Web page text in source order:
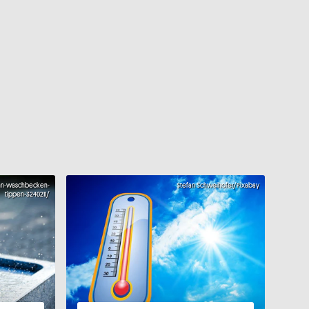
waschbecken-
tippen-3240211/
Stefan Schweihofer/Pixabay